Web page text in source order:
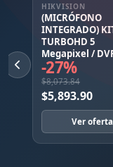
HIKVISION
(MICRÓFONO
INTEGRADO)
TURBOHD 5
Megapixel /
-27%
$8,073.84
$5,893.90
Ver oferta